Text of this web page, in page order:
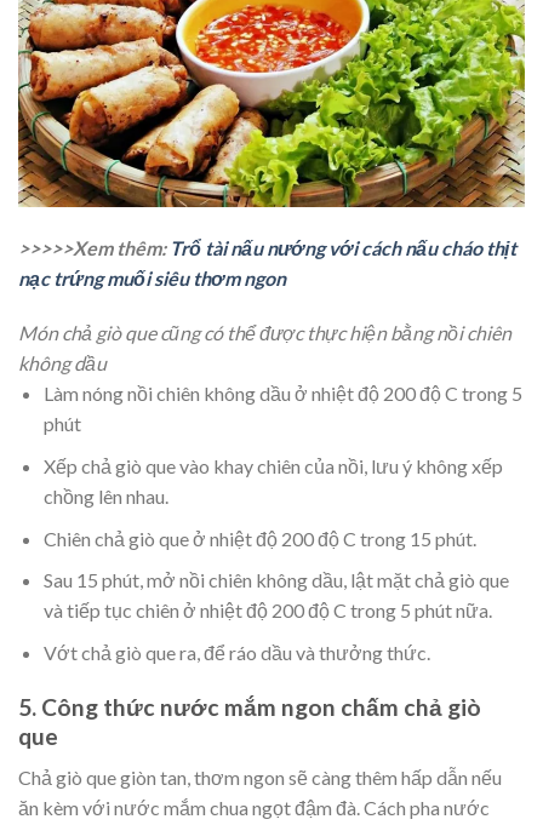
>>>>>Xem thêm: Trổ tài nấu nướng với cách nấu cháo thịt
nạc trứng muối siêu thơm ngon
Món chả giò que cũng có thể được thực hiện bằng nồi chiên
không dầu
Làm nóng nồi chiên không dầu ở nhiệt độ 200 độ C trong 5
phút
Xếp chả giò que vào khay chiên của nồi, lưu ý không xếp
chồng lên nhau.
Chiên chả giò que ở nhiệt độ 200 độ C trong 15 phút.
Sau 15 phút, mở nồi chiên không dầu, lật mặt chả giò que
và tiếp tục chiên ở nhiệt độ 200 độ C trong 5 phút nữa.
Vớt chả giò que ra, để ráo dầu và thưởng thức.
5. Công thức nước mắm ngon chấm chả giò
que
Chả giò que giòn tan, thơm ngon sẽ càng thêm hấp dẫn nếu
ăn kèm với nước mắm chua ngọt đậm đà. Cách pha nước